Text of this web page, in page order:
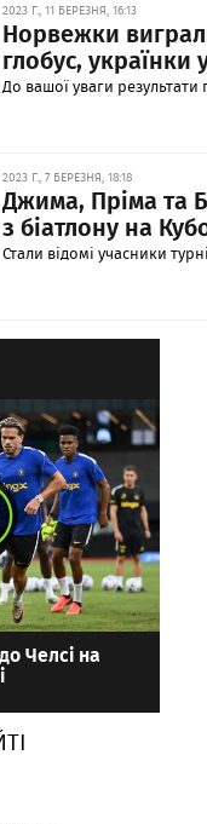
2023 Г., 11 БЕРЕЗНЯ, 16:13
Норвежки
глобус, українки
До вашої уваги результати
2023 Г., 7 БЕРЕЗНЯ, 18:18
Джима, Пріма та
з біатлону на
Стали відомі учасники
Челсі на